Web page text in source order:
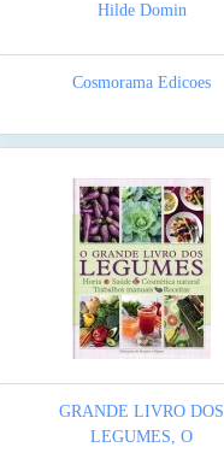
Hilde Domin
Cosmorama Edicoes
GRANDE LIVRO DOS
LEGUMES, O